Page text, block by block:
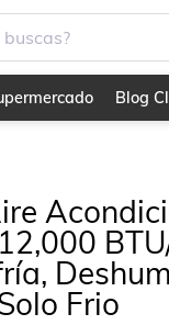
Blog
Frio